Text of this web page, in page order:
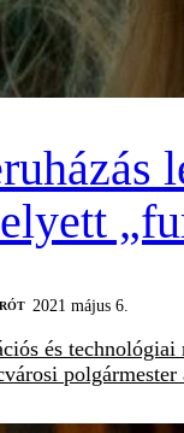
2021 május 6.
és